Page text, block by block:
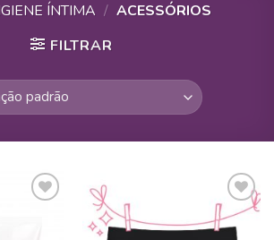
ÍNTIMA / ACESSÓRIOS
FILTRAR